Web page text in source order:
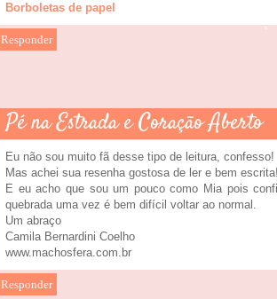
Borboletas de papel
Responder
Pé na Estrada e Coração Aberto
Eu não sou muito fã desse tipo de leitura, confesso!
Mas achei sua resenha gostosa de ler e bem escrita!
E eu acho que sou um pouco como Mia pois
quebrada uma vez é bem difícil voltar ao normal.
Um abraço
Camila Bernardini Coelho
www.machosfera.com.br
Responder